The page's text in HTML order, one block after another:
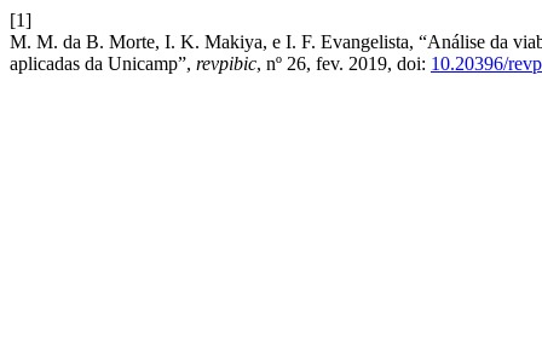
[1]
M. M. da B. Morte, I. K. Makiya, e I. F. Evangelista, “Análise da
aplicadas da Unicamp”, revpibic, nº 26, fev. 2019, doi: 10.20396/